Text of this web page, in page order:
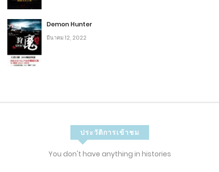
ธันวาคม 26, 2019
3
บทที่ 334 อาวุธนิวเคลียร์
Demon Hunter
มีนาคม 12, 2022
ประวัติการเข้าชม
You don't have anything in histories